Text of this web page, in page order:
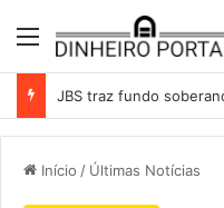
Menu
Início / Últimas Notícias